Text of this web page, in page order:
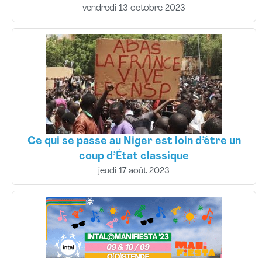
vendredi 13 octobre 2023
Ce qui se passe au Niger est loin d’être un
coup d’État classique
jeudi 17 août 2023